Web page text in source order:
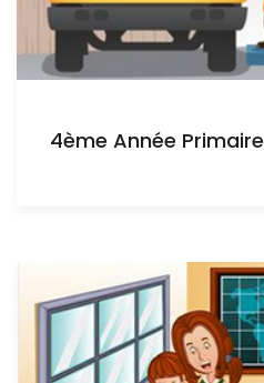
4ème Année Primaire